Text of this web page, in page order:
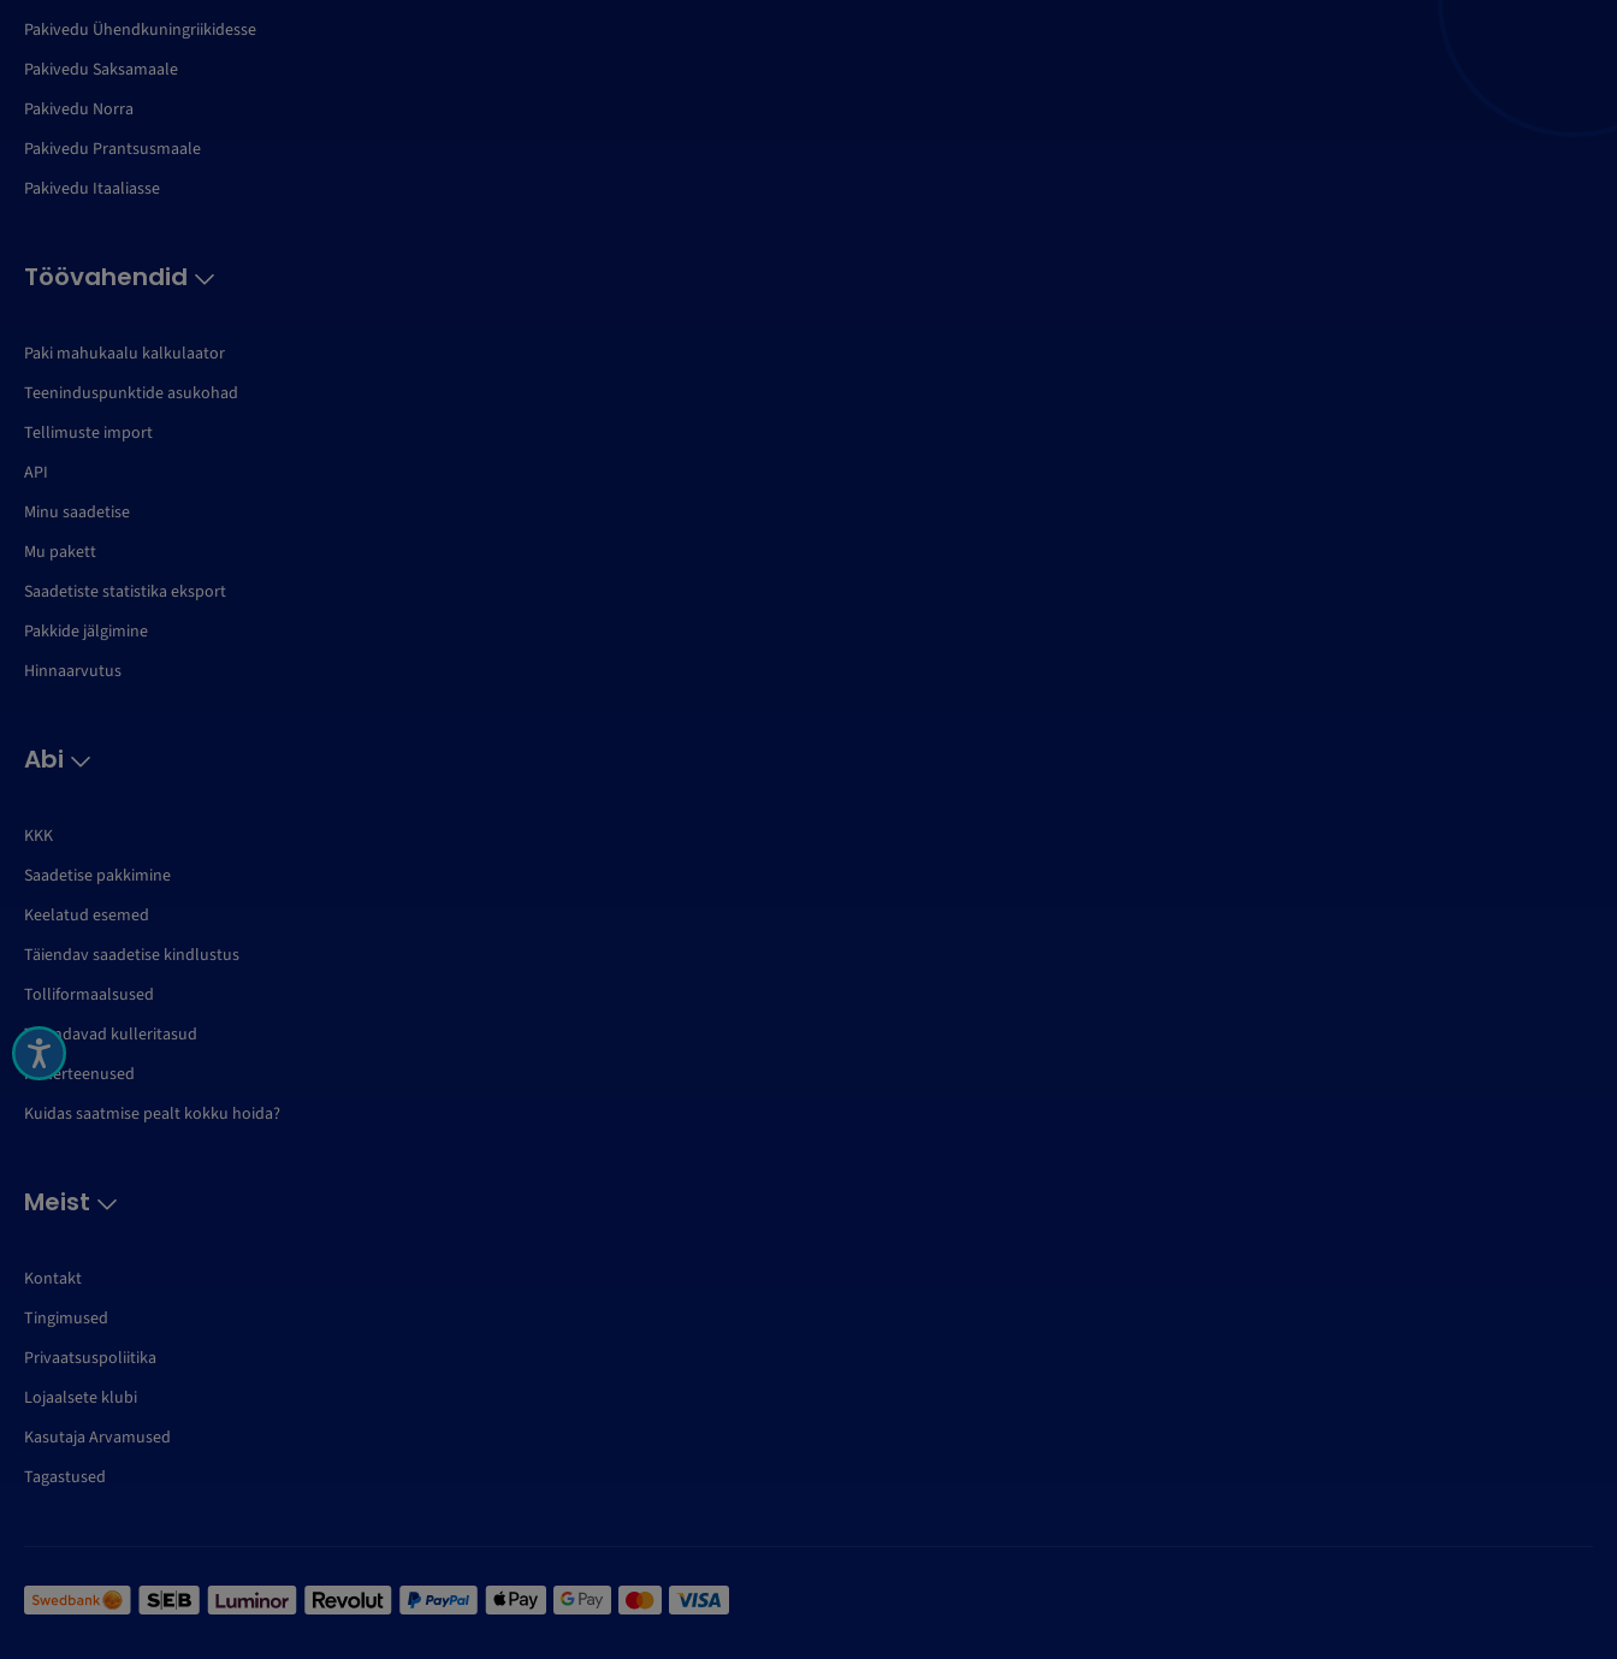
Pakivedu Ühendkuningriikidesse
Pakivedu Saksamaale
Pakivedu Norra
Pakivedu Prantsusmaale
Pakivedu Itaaliasse
Töövahendid
Paki mahukaalu kalkulaator
Teeninduspunktide asukohad
Tellimuste import
API
Minu saadetise
Mu pakett
Saadetiste statistika eksport
Pakkide jälgimine
Hinnaarvutus
Abi
KKK
Saadetise pakkimine
Keelatud esemed
Täiendav saadetise kindlustus
Tolliformaalsused
Täiendavad kulleritasud
Kullerteenused
Kuidas saatmise pealt kokku hoida?
Meist
Kontakt
Tingimused
Privaatsuspoliitika
Lojaalsete klubi
Kasutaja Arvamused
Tagastused